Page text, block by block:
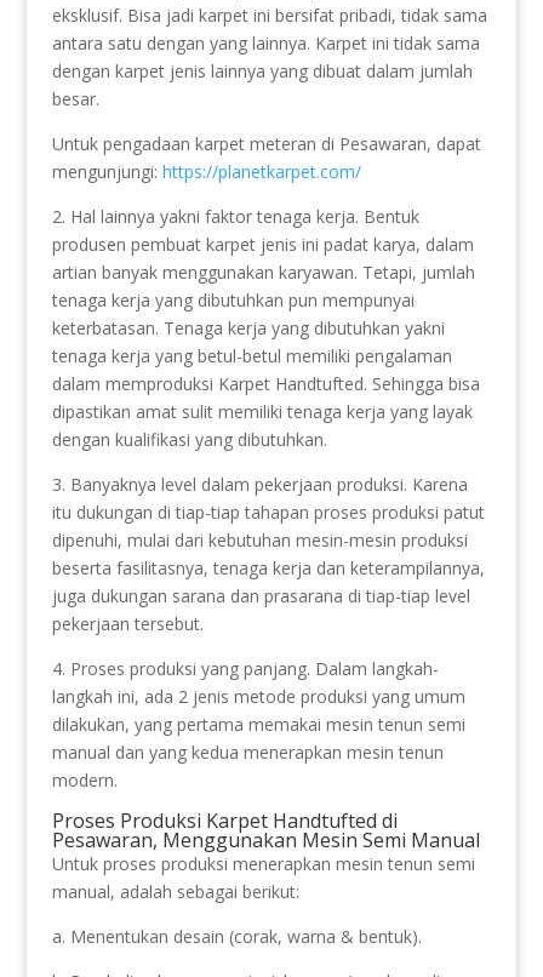
eksklusif. Bisa jadi karpet ini bersifat pribadi, tidak sama
antara satu dengan yang lainnya. Karpet ini tidak sama
dengan karpet jenis lainnya yang dibuat dalam jumlah
besar.
Untuk pengadaan karpet meteran di Pesawaran, dapat
mengunjungi: https://planetkarpet.com/
2. Hal lainnya yakni faktor tenaga kerja. Bentuk
produsen pembuat karpet jenis ini padat karya, dalam
artian banyak menggunakan karyawan. Tetapi, jumlah
tenaga kerja yang dibutuhkan pun mempunyai
keterbatasan. Tenaga kerja yang dibutuhkan yakni
tenaga kerja yang betul-betul memiliki pengalaman
dalam memproduksi Karpet Handtufted. Sehingga bisa
dipastikan amat sulit memiliki tenaga kerja yang layak
dengan kualifikasi yang dibutuhkan.
3. Banyaknya level dalam pekerjaan produksi. Karena
itu dukungan di tiap-tiap tahapan proses produksi patut
dipenuhi, mulai dari kebutuhan mesin-mesin produksi
beserta fasilitasnya, tenaga kerja dan keterampilannya,
juga dukungan sarana dan prasarana di tiap-tiap level
pekerjaan tersebut.
4. Proses produksi yang panjang. Dalam langkah-
langkah ini, ada 2 jenis metode produksi yang umum
dilakukan, yang pertama memakai mesin tenun semi
manual dan yang kedua menerapkan mesin tenun
modern.
Proses Produksi Karpet Handtufted di
Pesawaran, Menggunakan Mesin Semi Manual
Untuk proses produksi menerapkan mesin tenun semi
manual, adalah sebagai berikut:
a. Menentukan desain (corak, warna & bentuk).